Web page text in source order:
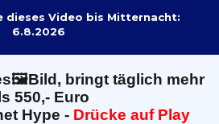
dieses Video bis Mitternacht:
6.8.2026
bringt täglich mehr
550,- Euro
Hype - Drücke auf Play